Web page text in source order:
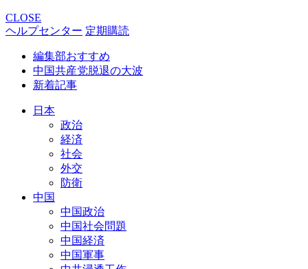
CLOSE
ヘルプセンター 定期購読
編集部おすすめ
中国共産党脱退の大波
新着記事
日本
政治
経済
社会
外交
防衛
中国
中国政治
中国社会問題
中国経済
中国軍事